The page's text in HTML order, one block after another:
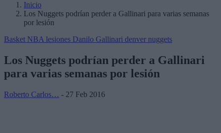
Breadcrumb
Inicio
Los Nuggets podrían perder a Gallinari para varias semanas
por lesión
Basket NBA lesiones Danilo Gallinari denver nuggets
Los Nuggets podrían perder a Gallinari
para varias semanas por lesión
Roberto Carlos… - 27 Feb 2016